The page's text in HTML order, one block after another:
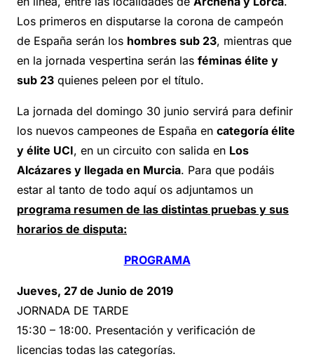
Los primeros en disputarse la corona de campeón
de España serán los hombres sub 23, mientras que
en la jornada vespertina serán las féminas élite y
sub 23 quienes peleen por el título.
La jornada del domingo 30 junio servirá para definir
los nuevos campeones de España en categoría élite
y élite UCI, en un circuito con salida en Los
Alcázares y llegada en Murcia. Para que podáis
estar al tanto de todo aquí os adjuntamos un
programa resumen de las distintas pruebas y sus
horarios de disputa:
PROGRAMA
Jueves, 27 de Junio de 2019
JORNADA DE TARDE
15:30 – 18:00. Presentación y verificación de
licencias todas las categorías.